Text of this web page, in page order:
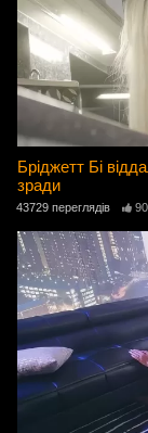
Бріджетт Бі
зради
43729 переглядів